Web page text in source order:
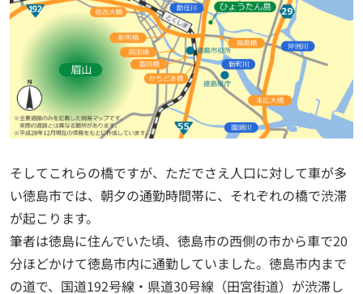
そしてこれらの橋ですが、ただでさえ人口に対して車が多
い徳島市では、朝夕の通勤時間帯に、それぞれの橋で渋滞
が起こります。
筆者は徳島に住んでいた頃、徳島市の西側の市から車で20
分ほどかけて徳島市内に通勤していました。徳島市内まで
の道で、国道192号線・県道30号線（田宮街道）が渋滞し